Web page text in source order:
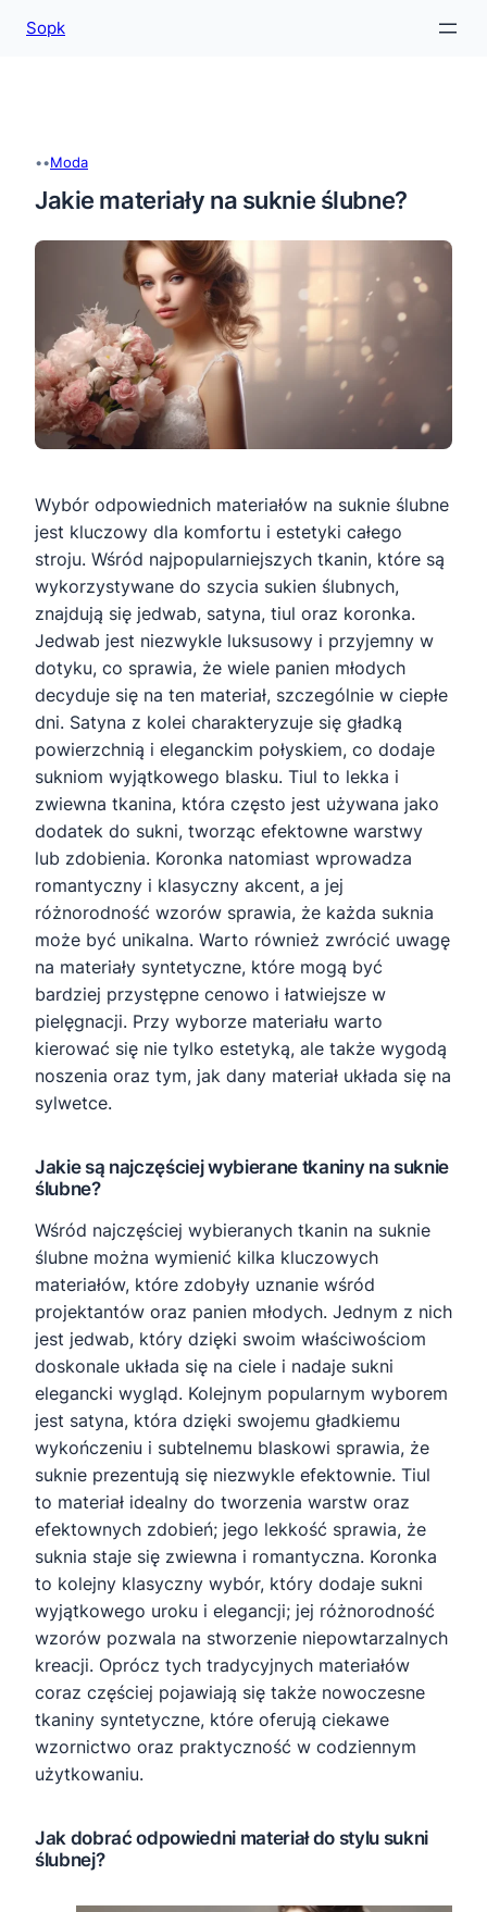
treści
Sopk
••Moda
Jakie materiały na suknie ślubne?
Wybór odpowiednich materiałów na suknie ślubne
jest kluczowy dla komfortu i estetyki całego
stroju. Wśród najpopularniejszych tkanin, które są
wykorzystywane do szycia sukien ślubnych,
znajdują się jedwab, satyna, tiul oraz koronka.
Jedwab jest niezwykle luksusowy i przyjemny w
dotyku, co sprawia, że wiele panien młodych
decyduje się na ten materiał, szczególnie w ciepłe
dni. Satyna z kolei charakteryzuje się gładką
powierzchnią i eleganckim połyskiem, co dodaje
sukniom wyjątkowego blasku. Tiul to lekka i
zwiewna tkanina, która często jest używana jako
dodatek do sukni, tworząc efektowne warstwy
lub zdobienia. Koronka natomiast wprowadza
romantyczny i klasyczny akcent, a jej
różnorodność wzorów sprawia, że każda suknia
może być unikalna. Warto również zwrócić uwagę
na materiały syntetyczne, które mogą być
bardziej przystępne cenowo i łatwiejsze w
pielęgnacji. Przy wyborze materiału warto
kierować się nie tylko estetyką, ale także wygodą
noszenia oraz tym, jak dany materiał układa się na
sylwetce.
Jakie są najczęściej wybierane tkaniny na suknie
ślubne?
Wśród najczęściej wybieranych tkanin na suknie
ślubne można wymienić kilka kluczowych
materiałów, które zdobyły uznanie wśród
projektantów oraz panien młodych. Jednym z nich
jest jedwab, który dzięki swoim właściwościom
doskonale układa się na ciele i nadaje sukni
elegancki wygląd. Kolejnym popularnym wyborem
jest satyna, która dzięki swojemu gładkiemu
wykończeniu i subtelnemu blaskowi sprawia, że
suknie prezentują się niezwykle efektownie. Tiul
to materiał idealny do tworzenia warstw oraz
efektownych zdobień; jego lekkość sprawia, że
suknia staje się zwiewna i romantyczna. Koronka
to kolejny klasyczny wybór, który dodaje sukni
wyjątkowego uroku i elegancji; jej różnorodność
wzorów pozwala na stworzenie niepowtarzalnych
kreacji. Oprócz tych tradycyjnych materiałów
coraz częściej pojawiają się także nowoczesne
tkaniny syntetyczne, które oferują ciekawe
wzornictwo oraz praktyczność w codziennym
użytkowaniu.
Jak dobrać odpowiedni materiał do stylu sukni
ślubnej?